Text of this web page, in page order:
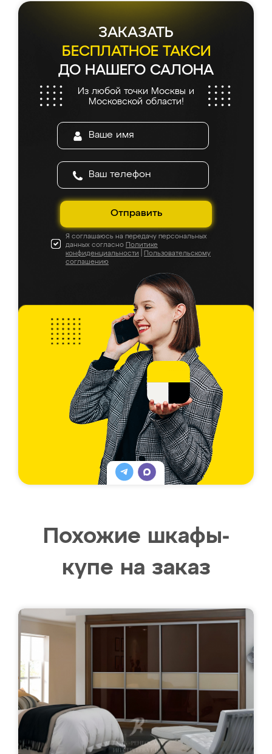
ЗАКАЗАТЬ
БЕСПЛАТНОЕ ТАКСИ
ДО НАШЕГО САЛОНА
Из любой точки Москвы и
Московской области!
Отправить
Я соглашаюсь на передачу персональных
данных согласно Политике
конфиденциальности
Пользовательскому
соглашению
Похожие шкафы-
купе на заказ